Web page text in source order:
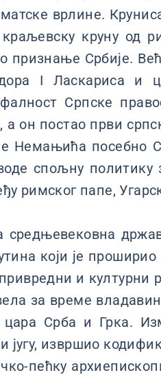
врлине.
круну од
признање Србије.
I Ласкариса и
Српске
а он постао први
Немањића посебно
спољну
римског папе,
средњевековна
који је проширио
и културни
за време
Срба и Грка.
и југу, извршио
пећку